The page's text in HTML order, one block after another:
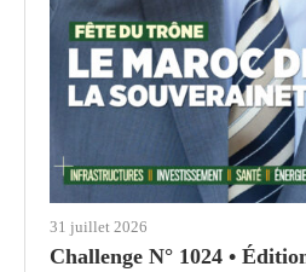
31 juillet 2026
Challenge N° 1024 •